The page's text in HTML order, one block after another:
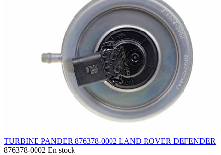
TURBINE PANDER 876378-0002 LAND ROVER DEFENDER
876378-0002 En stock